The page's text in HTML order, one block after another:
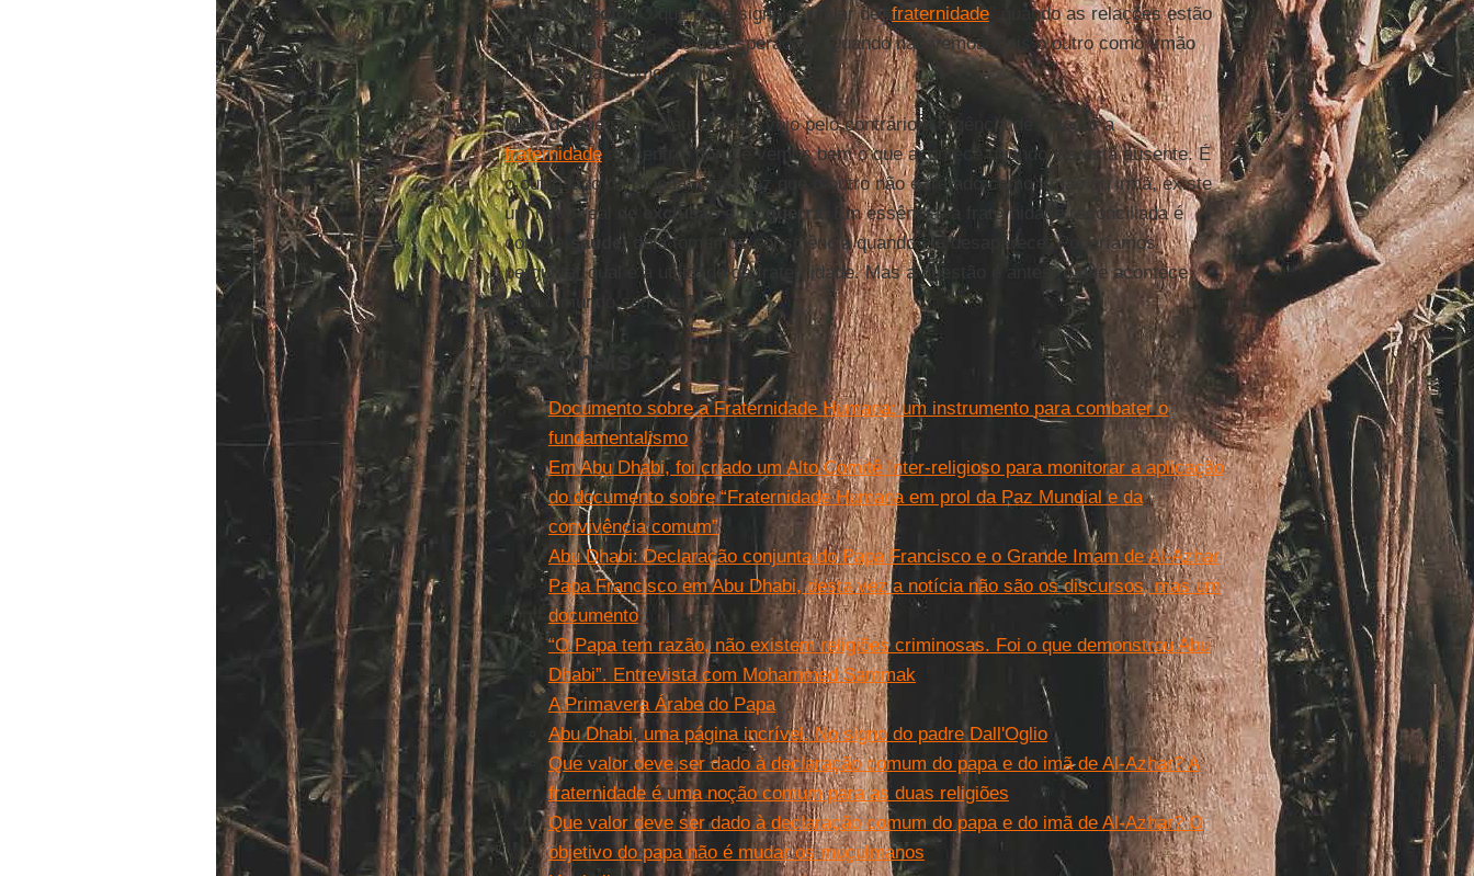
Oriente Médio. O que pode significar falar de “fraternidade” quando as relações estão
feridas, machucadas e desesperadas? Quando não vemos mais o outro como irmão
ou irmã, mas como inimigo?
Mais do que uma relativização, vejo pelo contrário a urgência de colocar a
fraternidadeno centro, porque vemos bem o que acontece quando ela está ausente. É
o outro lado da moeda: cada vez que o outro não é tratado como irmão ou irmã, existe
um risco real de
exclusãoe de guerra
. Em essência, a fraternidade reconciliada é
como a
saúde: dela tomamos consciência quando ela desaparece. Poderíamos
perguntar qual é a utilidade da fraternidade. Mas a questão é antes: o que acontece
com o mundo sem ela?
Leia mais
Documento sobre a Fraternidade Humana: um instrumento para combater o
fundamentalismo
Em Abu Dhabi, foi criado um Alto Comitê Inter-religioso para monitorar a aplicação
do documento sobre “Fraternidade Humana em prol da Paz Mundial e da
convivência comum”
Abu Dhabi: Declaração conjunta do Papa Francisco e o Grande Imam de Al-Azhar
Papa Francisco em Abu Dhabi, desta vez a notícia não são os discursos, mas um
documento
“O Papa tem razão, não existem religiões criminosas. Foi o que demonstrou Abu
Dhabi”. Entrevista com Mohammed Sammak
A Primavera Árabe do Papa
Abu Dhabi, uma página incrível. No signo do padre Dall'Oglio
Que valor deve ser dado à declaração comum do papa e do imã de Al-Azhar? A
fraternidade é uma noção comum para as duas religiões
Que valor deve ser dado à declaração comum do papa e do imã de Al-Azhar? O
objetivo do papa não é mudar os muçulmanos